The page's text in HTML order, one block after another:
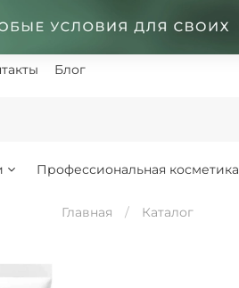
Блог
Профессиональная косметика
Главная Каталог